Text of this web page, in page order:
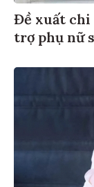
Đề xuất chi
trợ phụ nữ